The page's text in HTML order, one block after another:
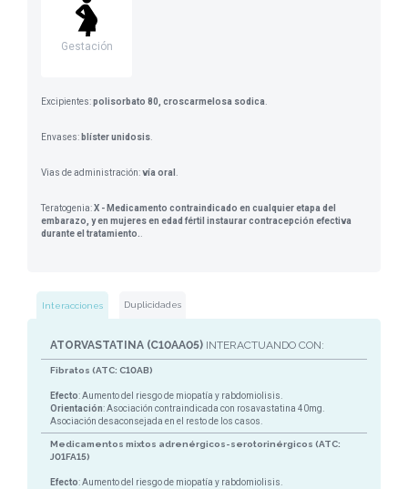
Gestación
Excipientes:polisorbato 80, croscarmelosa sodica
Envases: blíster unidosis
Vias de administración:vía oral
Teratogenia:X - Medicamento contraindicado en cualquier etapa del
embarazo, y en mujeres en edad fértil instaurar contracepción efectiva
durante el tratamiento.
Interacciones Duplicidades
ATORVASTATINA (C10AA05) INTERACTUANDO CON:
Fibratos (ATC: C10AB)
Efecto: Aumento del riesgo de miopatía y rabdomiolisis.
Orientación: Asociación contraindicada con rosavastatina 40mg.
Asociación desaconsejada en el resto de los casos.
Medicamentos mixtos adrenérgicos-serotorinérgicos (ATC:
J01FA15)
Efecto: Aumento del riesgo de miopatía y rabdomiolisis.